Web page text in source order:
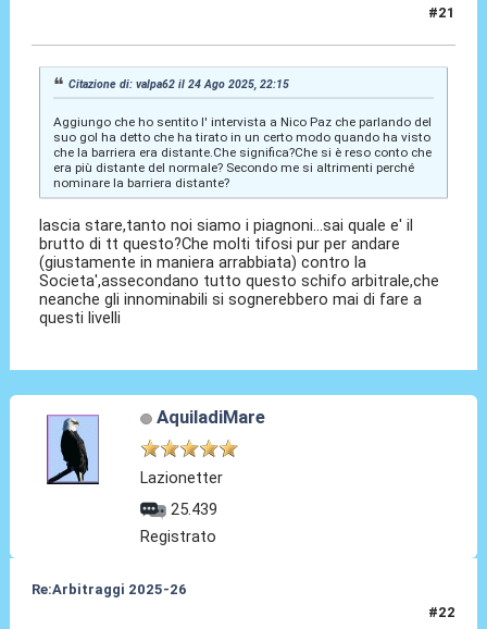
#21
Citazione di: valpa62 il 24 Ago 2025, 22:15
Aggiungo che ho sentito l' intervista a Nico Paz che parlando del
suo gol ha detto che ha tirato in un certo modo quando ha visto
che la barriera era distante.Che significa?Che si è reso conto che
era più distante del normale? Secondo me si altrimenti perché
nominare la barriera distante?
lascia stare,tanto noi siamo i piagnoni...sai quale e' il
brutto di tt questo?Che molti tifosi pur per andare
(giustamente in maniera arrabbiata) contro la
Societa',assecondano tutto questo schifo arbitrale,che
neanche gli innominabili si sognerebbero mai di fare a
questi livelli
AquiladiMare
Lazionetter
25.439
Registrato
Re:Arbitraggi 2025-26
#22